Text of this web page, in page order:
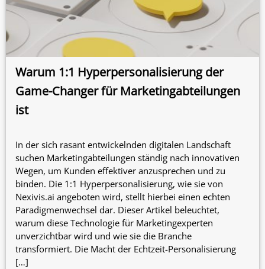
Warum 1:1 Hyperpersonalisierung der
Game-Changer für Marketingabteilungen
ist
In der sich rasant entwickelnden digitalen Landschaft
suchen Marketingabteilungen ständig nach innovativen
Wegen, um Kunden effektiver anzusprechen und zu
binden. Die 1:1 Hyperpersonalisierung, wie sie von
Nexivis.ai angeboten wird, stellt hierbei einen echten
Paradigmenwechsel dar. Dieser Artikel beleuchtet,
warum diese Technologie für Marketingexperten
unverzichtbar wird und wie sie die Branche
transformiert. Die Macht der Echtzeit-Personalisierung
[…]